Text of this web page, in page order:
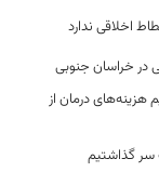
اخلاقی ندارد
در خراسان جنوبی
درمان از
سر گذاشتیم